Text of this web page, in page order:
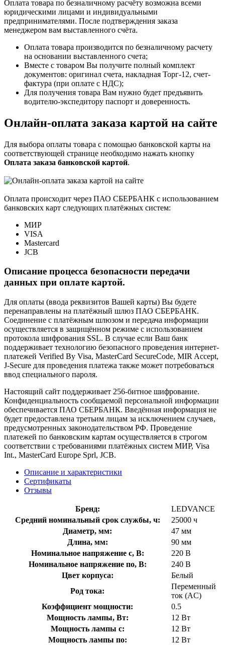
Оплата товара по безналичному расчёту возможна всеми
юридическими лицами и индивидуальными
предпринимателями. После подтверждения заказа
менеджером вам выставленного счёта.
Оплата товара производится по безналичному расчету
на основании выставленного счета;
Вместе с товаром Вы получите полный комплект
документов: оригинал счета, накладная Торг-12, счет-
фактура (при оплате с НДС);
Для получения товара Вам нужно будет предъявить
водителю-экспедитору паспорт и доверенность.
Онлайн-оплата заказа картой на сайте
Для выбора оплаты товара с помощью банковской карты на
соответствующей странице необходимо нажать кнопку
Оплата заказа банковской картой.
Оплата происходит через ПАО СБЕРБАНК с использованием
банковских карт следующих платёжных систем:
МИР
VISA
Mastercard
JCB
Описание процесса безопасности передачи
данных при оплате картой.
Для оплаты (ввода реквизитов Вашей карты) Вы будете
перенаправлены на платёжный шлюз ПАО СБЕРБАНК.
Соединение с платёжным шлюзом и передача информации
осуществляется в защищённом режиме с использованием
протокола шифрования SSL. В случае если Ваш банк
поддерживает технологию безопасного проведения интернет-
платежей Verified By Visa, MasterCard SecureCode, MIR Accept,
J-Secure для проведения платежа также может потребоваться
ввод специального пароля.
Настоящий сайт поддерживает 256-битное шифрование.
Конфиденциальность сообщаемой персональной информации
обеспечивается ПАО СБЕРБАНК. Введённая информация не
будет предоставлена третьим лицам за исключением случаев,
предусмотренных законодательством РФ. Проведение
платежей по банковским картам осуществляется в строгом
соответствии с требованиями платёжных систем МИР, Visa
Int., MasterCard Europe Sprl, JCB.
Описание и характеристики
Сертификаты
Отзывы
Бренд:
LEDVANCE
Средний номинальный срок службы, ч:
25000 ч
Диаметр, мм:
47 мм
Длина, мм:
90 мм
Номинальное напряжение с, В:
220 В
Номинальное напряжение по, В:
240 В
Цвет корпуса:
Белый
Род тока:
Переменный
ток (AC)
Коэффициент мощности:
0.5
Мощность лампы, Вт:
12 Вт
Мощность лампы с:
12 Вт
Мощность лампы по:
12 Вт